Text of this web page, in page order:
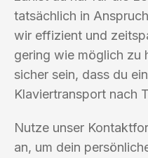
tatsächlich in
wir effizient und
gering wie möglich zu
sicher sein, dass du
Klaviertransport nach
Nutze unser
an, um dein